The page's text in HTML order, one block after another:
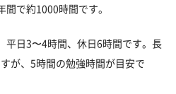
で約1000時間です。
平日3〜4時間、休日6時間です。長
が、5時間の勉強時間が目安で